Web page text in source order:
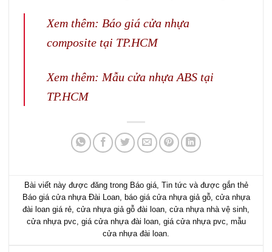
Xem thêm: Báo giá cửa nhựa
composite tại TP.HCM
Xem thêm: Mẫu cửa nhựa ABS tại
TP.HCM
Bài viết này được đăng trong Báo giá, Tin tức và được gắn thẻ
Báo giá cửa nhựa Đài Loan, báo giá cửa nhựa giả gỗ, cửa nhựa
đài loan giá rẻ, cửa nhựa giả gỗ đài loan, cửa nhựa nhà vệ sinh,
cửa nhựa pvc, giá cửa nhựa đài loan, giá cửa nhựa pvc, mẫu
cửa nhựa đài loan.